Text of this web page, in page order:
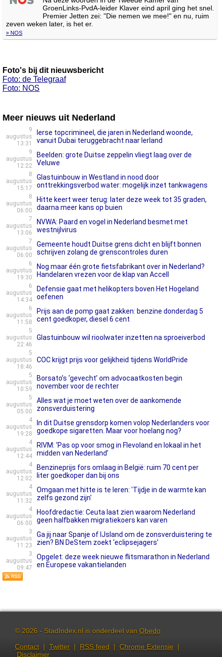
GroenLinks-PvdA-leider Klaver eind april ging het snel.
Premier Jetten zei: "Die nemen we mee!" en nu, ruim
zeven weken later, is het er.
» NOS
Foto's bij dit nieuwsbericht
Foto: de Telegraaf
Foto: NOS
Meer nieuws uit Nederland
9
augustus
13:31
Ierse topcrimineel, die jaren in Nederland woonde,
vanuit Dubai teruggebracht naar Ierland
9
augustus
12:22
Beelden: grote Duitse zeppelin vliegt laag over de
Veluwe
8
augustus
15:17
Glastuinbouw in Westland in nood door
onttrekkingsverbod water: mogelijk inzet tankwagens
8
augustus
06:00
Hitte keert weer terug: later deze week tot 35 graden,
daarna meer kans op buien
7
augustus
13:06
NVWA: Paard en vogel in Nederland besmet met
westnijlvirus
7
augustus
06:00
Gemeente houdt Duitse grens dicht en blijft bonnen
schrijven zolang de grenscontroles duren
6
augustus
19:30
Nog maar één grote fietsfabrikant over in Nederland?
Handelaren vrezen voor de klap van Accell
6
augustus
14:34
Defensie gaat met helikopters boven Het Hogeland
oefenen
6
augustus
11:58
Prijs aan de pomp gaat zakken: benzine donderdag 5
cent goedkoper, diesel 6 cent
5
augustus
22:46
Glastuinbouw wil rioolwater inzetten na sproeiverbod
5
augustus
18:46
COC krijgt prijs voor gelijkheid tijdens WorldPride
5
augustus
10:59
Borsato’s ‘gevecht’ om advocaatkosten begin
november voor de rechter
5
augustus
05:00
Alles wat je moet weten over de aankomende
zonsverduistering
4
augustus
19:28
In dit Duitse grensdorp komen volop Nederlanders voor
goedkope sigaretten. Maar voor hoelang nog?
4
augustus
12:44
RIVM: ‘Pas op voor smog in Flevoland en lokaal in het
midden van Nederland’
4
augustus
12:02
Benzineprijs fors omlaag in België: ruim 70 cent per
liter goedkoper dan bij ons
4
augustus
11:32
Omgaan met hitte is te leren: 'Tijdje in de warmte kan
zelfs gezond zijn'
4
augustus
06:00
Hoofdredactie: Ceuta laat zien waarom Nederland
geen halfbakken migratiekoers kan varen
3
augustus
11:23
Ga jij naar Spanje of IJsland om de zonsverduistering te
zien? BN DeStem zoekt ‘eclipsejagers’
3
augustus
09:47
Opgelet: deze week nieuwe flitsmarathon in Nederland
en Europese vakantielanden
© 2026 - StadIndex.nl is onderdeel van Obedo
Contact | Twitter | RSS feed | Chrome Extensie |
Disclaimer